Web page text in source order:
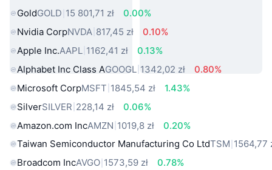
GoldGOLD 15 801,71 zł
0.00%
Nvidia CorpNVDA 817,45 zł
0.10%
Apple Inc.AAPL 1162,41 zł
0.13%
Alphabet Inc Class AGOOGL 1342,02 zł
0.80%
Microsoft CorpMSFT 1845,54 zł
1.43%
SilverSILVER 228,14 zł
0.06%
Amazon.com IncAMZN 1019,8 zł
0.20%
Taiwan Semiconductor Manufacturing Co LtdTSM 1564,77
Broadcom IncAVGO 1573,59 zł
0.78%